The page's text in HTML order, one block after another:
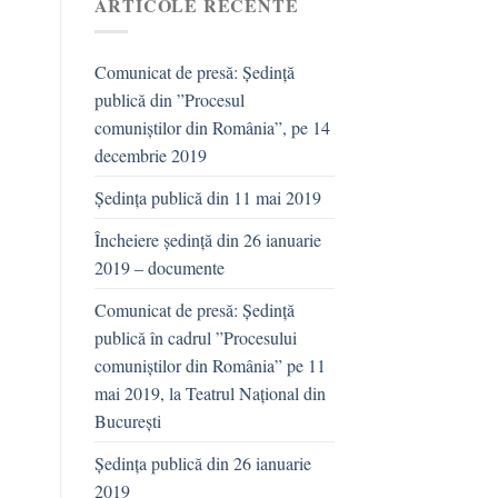
Comunicat de presă: Ședință
publică din ”Procesul
comuniștilor din România”, pe 14
decembrie 2019
Ședința publică din 11 mai 2019
Încheiere ședință din 26 ianuarie
2019 – documente
Comunicat de presă: Ședință
publică în cadrul ”Procesului
comuniștilor din România” pe 11
mai 2019, la Teatrul Național din
București
Ședința publică din 26 ianuarie
2019